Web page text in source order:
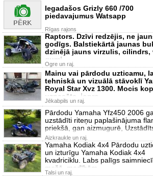
Iegadašos Grizly 660 /700
piedavajumus Watsapp
Rīgas rajons
Raptors. Dzīvi redzējis, ne
godīgs. Balstiekārtā jaunas
dzinējā jauns virzulis, cilindrs,
gumi
Ogre un raj.
Mainu vai pārdodu uzticamu,
tehniskā un vizuālā stāvoklī
Royal Star Xvz 1300. Mocis
uzpasēts, jopro
Jēkabpils un raj.
Pārdodu Yamaha Yfz450 2006
uzstādīti riteņu paplašinājuma
priekšā, gan aizmugurē,
Aizkraukle un raj.
Yamaha Kodiak 4x4 Pārdodu
un izturīgu Yamaha Kodiak 4x4
kvadriciklu. Labs palīgs
mežā, medībām,
Talsi un raj.